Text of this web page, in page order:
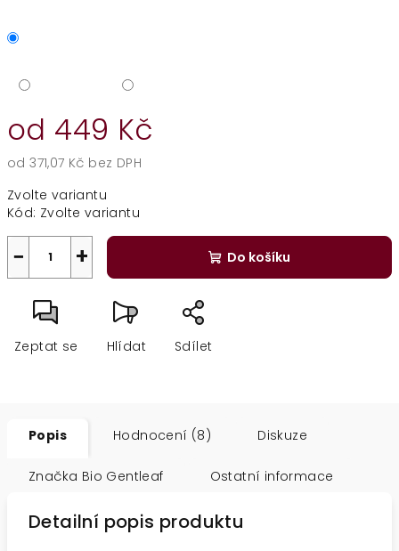
od 449 Kč
od371,07 Kč bez DPH
cena:
Zvolte variantu
Kód: Zvolte variantu
+
− Do košíku
Zeptat se Hlídat Sdílet
Popis Hodnocení (8) Diskuze
Značka Bio Gentleaf Ostatní informace
Detailní popis produktu